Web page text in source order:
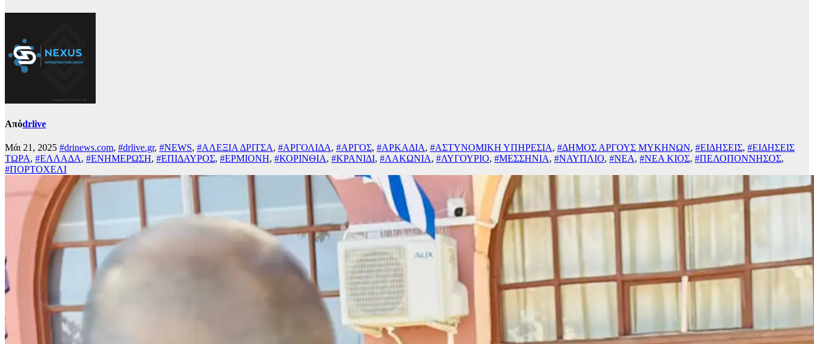
Απόdrlive
Μάι 21, 2025 #drinews.com, #drlive.gr, #NEWS, #ΑΛΕΞΙΑ ΔΡΙΤΣΑ, #ΑΡΓΟΛΙΔΑ, #ΑΡΓΟΣ, #ΑΡΚΑΔΙΑ, #ΑΣΤΥΝΟΜΙΚΗ ΥΠΗΡΕΣΙΑ, #ΔΗΜΟΣ ΑΡΓΟΥΣ ΜΥΚΗΝΩΝ, #ΕΙΔΗΣΕΙΣ, #ΕΙΔΗΣΕΙΣ
ΤΩΡΑ, #ΕΛΛΑΔΑ, #ΕΝΗΜΕΡΩΣΗ, #ΕΠΙΔΑΥΡΟΣ, #ΕΡΜΙΟΝΗ, #ΚΟΡΙΝΘΙΑ, #ΚΡΑΝΙΔΙ, #ΛΑΚΩΝΙΑ, #ΛΥΓΟΥΡΙΟ, #ΜΕΣΣΗΝΙΑ, #ΝΑΥΠΛΙΟ, #ΝΕΑ, #ΝΕΑ ΚΙΟΣ, #ΠΕΛΟΠΟΝΝΗΣΟΣ,
#ΠΟΡΤΟΧΕΛΙ